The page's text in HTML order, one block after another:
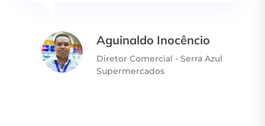
Aguinaldo Inocêncio
Diretor Comercial - Serra Azul
Supermercados